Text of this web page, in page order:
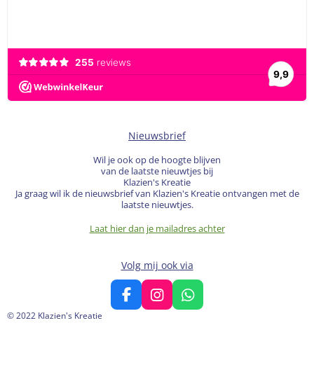
Nieuwsbrief
Wil je ook op de hoogte blijven
van de laatste nieuwtjes bij
Klazien's Kreatie
Ja graag wil ik de nieuwsbrief van Klazien's Kreatie ontvangen met de
laatste nieuwtjes.
Laat hier dan je mailadres achter
Volg mij ook via
F
a
I
n
W
h
© 2022 Klazien's Kreatie